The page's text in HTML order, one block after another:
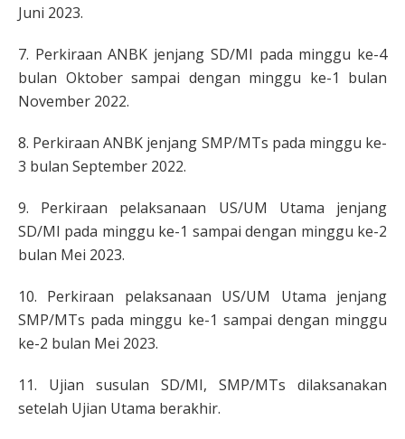
Juni 2023.
7. Perkiraan ANBK jenjang SD/MI pada minggu ke-4
bulan Oktober sampai dengan minggu ke-1 bulan
November 2022.
8. Perkiraan ANBK jenjang SMP/MTs pada minggu ke-
3 bulan September 2022.
9. Perkiraan pelaksanaan US/UM Utama jenjang
SD/MI pada minggu ke-1 sampai dengan minggu ke-2
bulan Mei 2023.
10. Perkiraan pelaksanaan US/UM Utama jenjang
SMP/MTs pada minggu ke-1 sampai dengan minggu
ke-2 bulan Mei 2023.
11. Ujian susulan SD/MI, SMP/MTs dilaksanakan
setelah Ujian Utama berakhir.